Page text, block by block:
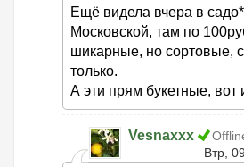
Ещё видела вчера в
Московской, там по
шикарные, но сортовые,
только.
А эти прям букетные, вот
Vesnaxxx
Втр,